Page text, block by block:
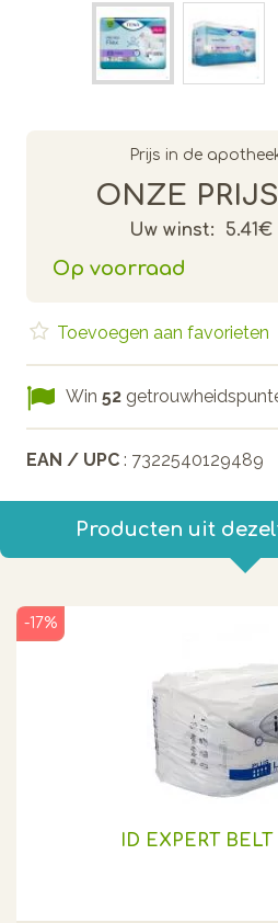
Prijs in de
ONZE
Uw winst: 5.41€
Op voorraad
Toevoegen aan favorieten
Win 52
EAN / UPC : 7322540129489
Producten uit
ID EXPERT
-17%